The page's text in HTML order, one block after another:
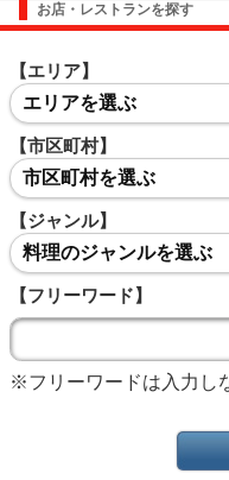
お店・レストランを探す
【エリア】
エリアを選ぶ
【市区町村】
市区町村を選ぶ
【ジャンル】
料理のジャンルを選ぶ
【フリーワード】
※フリーワードは入力し